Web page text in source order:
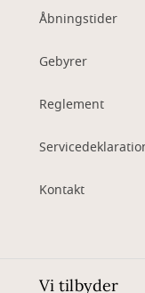
Åbningstider
Gebyrer
Reglement
Kontakt
Vi tilbyder